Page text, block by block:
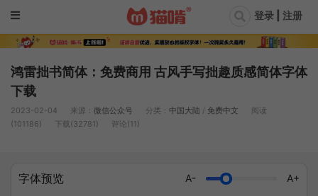
登录 | 注册
鸿雷拙书简体：免费商用 古风手写拙趣质感简体字体
下载
2023-02-04 来源： 微信公众号 分类： 中国大陆 / 免费中文
阅读
(101186)
下载(32781) 评论(11)
字体预览 A- A+